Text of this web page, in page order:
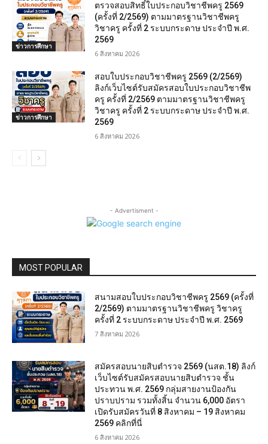
ข่าวการศึกษา
ตรวจสอบสิทธิ์ใบประกอบวิชาชีพครู 2569
(ครั้งที่ 2/2569) ตามมาตรฐานวิชาชีพครู
วิชาครู ครั้งที่ 2 ระบบกระดาษ ประจำปี พ.ศ.
2569
6 สิงหาคม 2026
ข่าวการศึกษา
สอบใบประกอบวิชาชีพครู 2569 (2/2569)
ลิงก์เว็บไซต์รับสมัครสอบใบประกอบวิชาชีพ
ครู ครั้งที่ 2/2569 ตามมาตรฐานวิชาชีพครู
วิชาครู ครั้งที่ 2 ระบบกระดาษ ประจำปี พ.ศ.
2569
6 สิงหาคม 2026
- Advertisment -
MOST POPULAR
สนามสอบใบประกอบวิชาชีพครู 2569 (ครั้งที่
2/2569) ตามมาตรฐานวิชาชีพครู วิชาครู
ครั้งที่ 2 ระบบกระดาษ ประจำปี พ.ศ. 2569
7 สิงหาคม 2026
สมัครสอบนายสิบตำรวจ 2569 (นสต.18) ลิงก์
เว็บไซต์รับสมัครสอบนายสิบตำรวจ ชั้น
ประทวน พ.ศ. 2569 กลุ่มสายงานป้องกัน
ปราบปราม รวมทั้งสิ้น จำนวน 6,000 อัตรา
เปิดรับสมัครวันที่ 8 สิงหาคม – 19 สิงหาคม
2569 คลิกที่นี่
6 สิงหาคม 2026